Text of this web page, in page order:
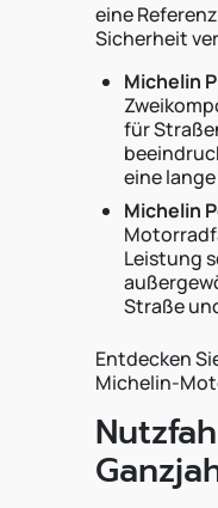
eine
Sicherheit
Michelin
für
eine
Michelin
Leistung
Straße
Entdecken
Michelin-